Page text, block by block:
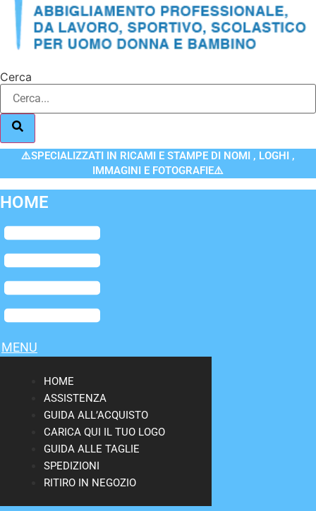
Cerca
⚠️SPECIALIZZATI IN RICAMI E STAMPE DI NOMI , LOGHI ,
IMMAGINI E FOTOGRAFIE⚠️
HOME
Flyout
Menu
MENU
HOME
ASSISTENZA
GUIDA ALL’ACQUISTO
CARICA QUI IL TUO LOGO
GUIDA ALLE TAGLIE
SPEDIZIONI
RITIRO IN NEGOZIO